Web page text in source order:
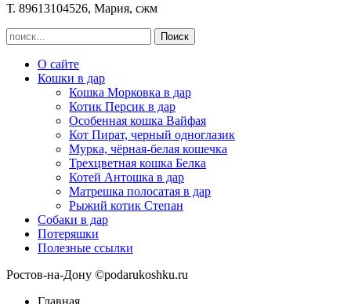
Т. 89613104526, Мария, сжм
О сайте
Кошки в дар
Кошка Морковка в дар
Котик Персик в дар
Особенная кошка Вайфая
Кот Пират, черный одноглазик
Мурка, чёрная-белая кошечка
Трехцветная кошка Белка
Котей Антошка в дар
Матрешка полосатая в дар
Рыжий котик Степан
Собаки в дар
Потеряшки
Полезные ссылки
Ростов-на-Дону ©podarukoshku.ru
Главная